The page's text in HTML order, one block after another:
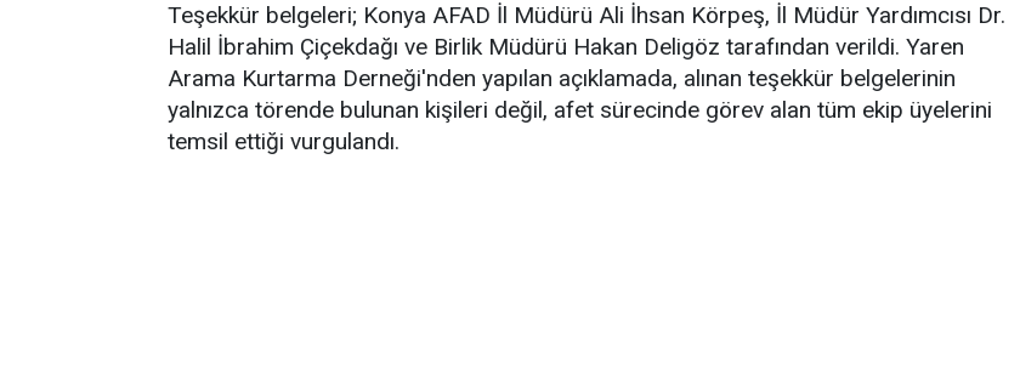
Teşekkür belgeleri; Konya AFAD İl Müdürü Ali İhsan Körpeş, İl Müdür Yardımcısı Dr.
Halil İbrahim Çiçekdağı ve Birlik Müdürü Hakan Deligöz tarafından verildi. Yaren
Arama Kurtarma Derneği'nden yapılan açıklamada, alınan teşekkür belgelerinin
yalnızca törende bulunan kişileri değil, afet sürecinde görev alan tüm ekip üyelerini
temsil ettiği vurgulandı.